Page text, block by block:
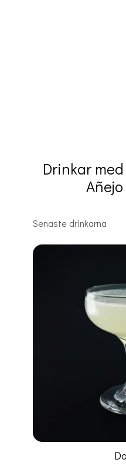
Drinkar
Senaste drinkarna